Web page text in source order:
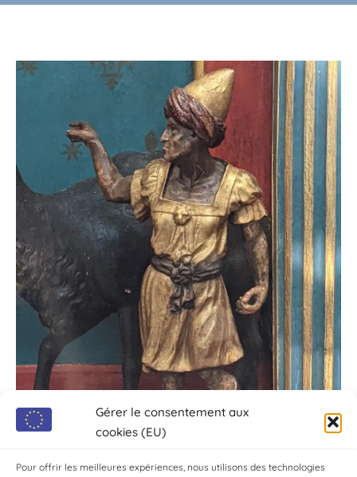
Gérer le consentement aux
cookies (EU)
Pour offrir les meilleures expériences, nous utilisons des technologies